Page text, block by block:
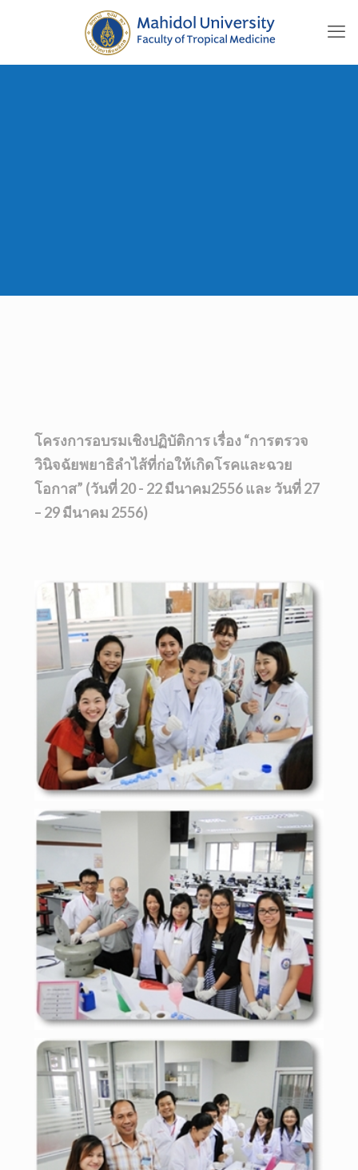
โครงการอบรมเชิงปฏิบัติการ เรื่อง “การตรวจ
วินิจฉัยพยาธิลำไส้ที่ก่อให้เกิดโรคและฉวย
โอกาส” (วันที่ 20 - 22 มีนาคม2556 และ วันที่ 27
– 29 มีนาคม 2556)